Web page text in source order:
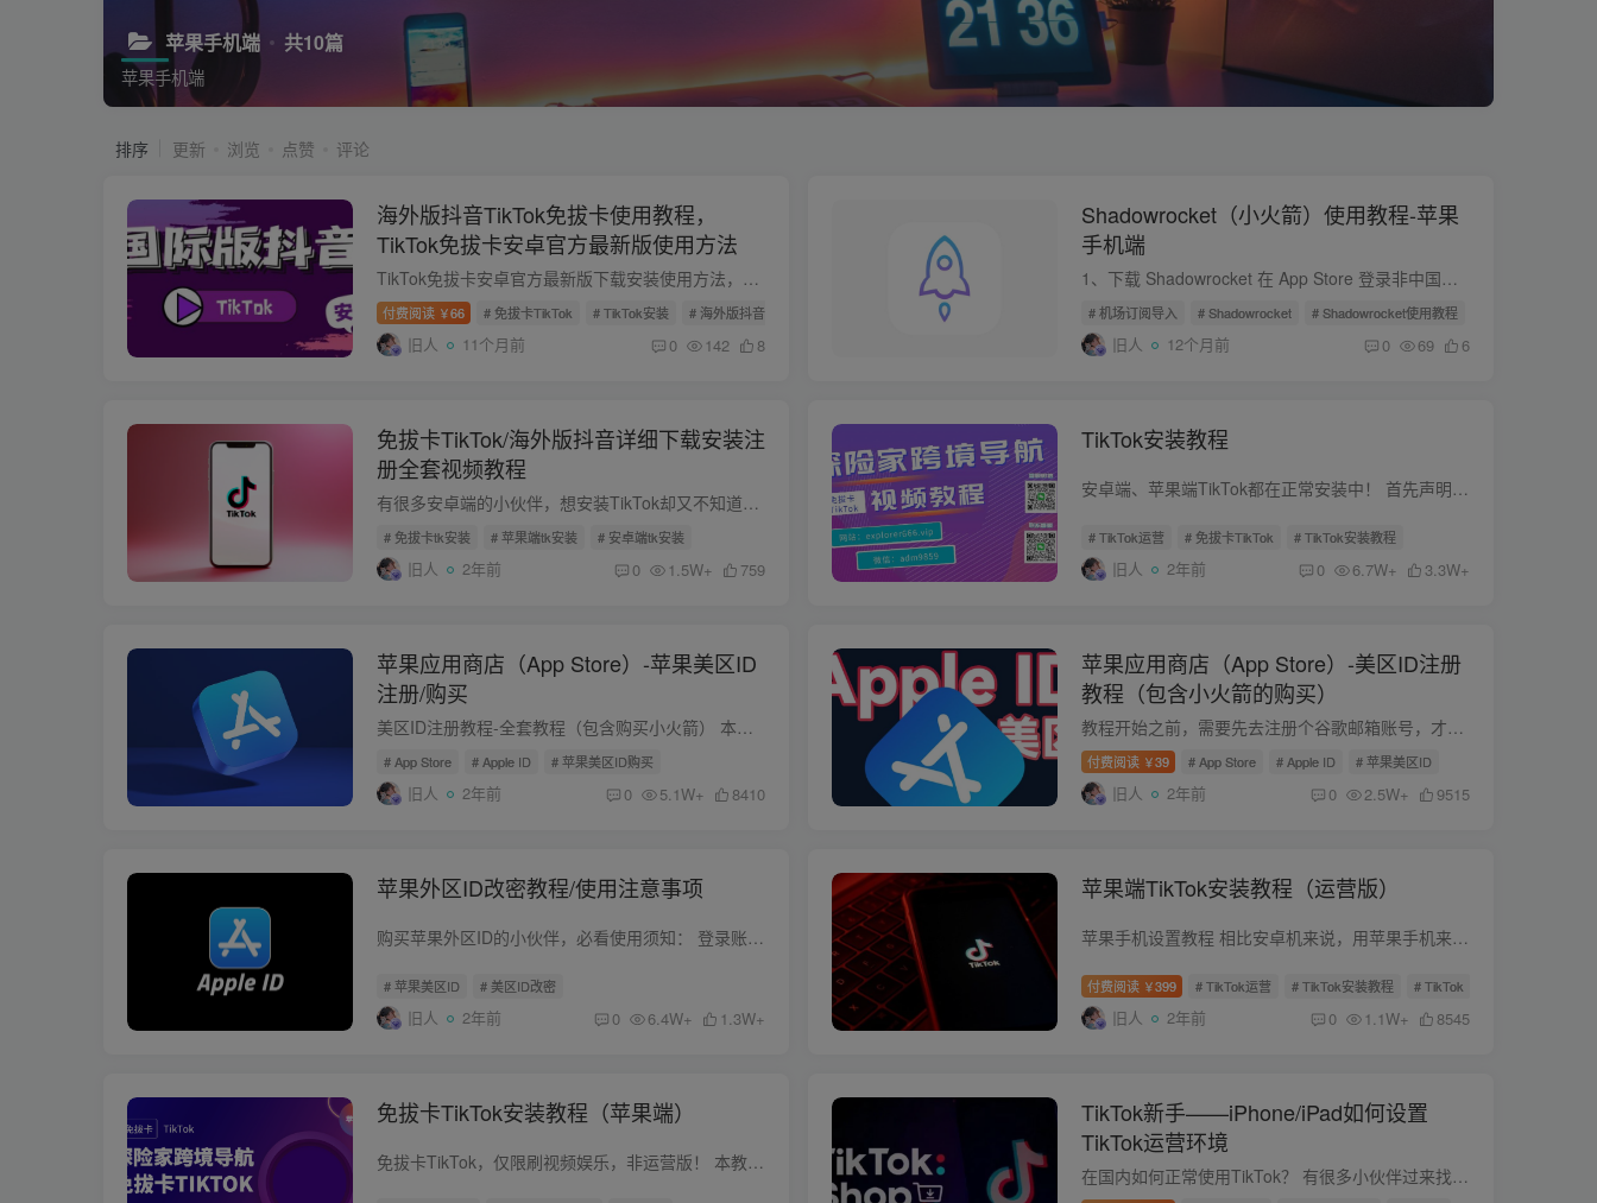
苹果手机端 共10篇
苹果手机端
排序 更新 浏览 点赞 评论
海外版抖音TikTok免拔卡使用教程，
TikTok免拔卡安卓官方最新版使用方法
TikTok免拔卡安卓官方最新版下载安装使用方法，操作简单无副作用，一次操作设置永久有效使用，告别第三方修改版，此方法安装的TikTok支持账号注册、登录、评论、点赞、收藏、换区、观看直播等。...
付费阅读 ￥66 # 免拔卡TikTok # TikTok安装 # 海外版抖音TikTok
旧人 11个月前 0 142 8
Shadowrocket（小火箭）使用教程-苹果
手机端
1、下载 Shadowrocket 在 App Store 登录非中国区 Apple ID 下载客户端。 为了保护您的隐私，请勿在手机设置里直接登录，仅在 App Store 登录即可。 温馨提示：本客户端同时支持SSR和V2ray节点...
# 机场订阅导入 # Shadowrocket # Shadowrocket使用教程
旧人 12个月前 0 69 6
免拔卡TikTok/海外版抖音详细下载安装注
册全套视频教程
有很多安卓端的小伙伴，想安装TikTok却又不知道怎么安装，或者安装了又不能正常使用，能正常使用了，又不知道怎么注册账号... 今天就在这里简单说说。 就安装免拔卡TK来说，相比苹果端，安卓端...
# 免拔卡tk安装 # 苹果端tk安装 # 安卓端tk安装
旧人 2年前 0 1.5W+ 759
TikTok安装教程
安卓端、苹果端TikTok都在正常安装中！ 首先声明 本教程为付费教程！有偿！ 购买本教程后，肯定会同时提供一些必要的下载安装指导！直到你完全能够正常使用！ 丑话说在前面 通常在线时间： 10：...
# TikTok运营 # 免拔卡TikTok # TikTok安装教程
旧人 2年前 0 6.7W+ 3.3W+
苹果应用商店（App Store）-苹果美区ID
注册/购买
美区ID注册教程-全套教程（包含购买小火箭） 本站会员可以直接联系客服，免费下载美区应用商店各种免费APP应用，及免费下载Shadowrocket（小火箭）。 非会员可购买本套美区ID注册教程，或者直接...
# App Store # Apple ID # 苹果美区ID购买
旧人 2年前 0 5.1W+ 8410
苹果应用商店（App Store）-美区ID注册
教程（包含小火箭的购买）
教程开始之前，需要先去注册个谷歌邮箱账号，才方便后面的操作。 而注册谷歌账号离不开网络环境，注册前，需要提前配置好设备上的网络环境再去注册。 需要购买流量套餐，可查看下面的精选稳定机...
付费阅读 ￥39 # App Store # Apple ID # 苹果美区ID
旧人 2年前 0 2.5W+ 9515
苹果外区ID改密教程/使用注意事项
购买苹果外区ID的小伙伴，必看使用须知： 登录账号之前一定要先仔细查看下面的ID登录步骤，使用注意事项！ 登录账号之前一定要先仔细查看下面的ID登录步骤，使用注意事项！ 登录账号之前一定要...
# 苹果美区ID # 美区ID改密
旧人 2年前 0 6.4W+ 1.3W+
苹果端TikTok安装教程（运营版）
苹果手机设置教程 相比安卓机来说，用苹果手机来做TK运营是很简单的，比较适合新手。 简单说，就以下四个步骤： 1.未插卡苹果手机，恢复出厂设置，进入之后更改时区，语言，地区，关闭定位，在...
付费阅读 ￥399 # TikTok运营 # TikTok安装教程 # TikTok
旧人 2年前 0 1.1W+ 8545
免拔卡TikTok安装教程（苹果端）
免拔卡TikTok，仅限刷视频娱乐，非运营版！ 本教程为付费教程：详细了解 苹果端：TikTok在线安装+TK详细操作步骤教程+视频安装教程+美区ID（下载小火J）+赠送谷歌账号1个+赠送精选稳定机场资源+...
TikTok新手——iPhone/iPad如何设置
TikTok运营环境
在国内如何正常使用TikTok？ 有很多小伙伴过来找我安装了免拔卡TikTok之后，想尝试去做TikTok的运营，但是大部分人又不知道该如何去做。 因为会遇到的问题确实很多，并且免拔卡TK也做不了运营，...